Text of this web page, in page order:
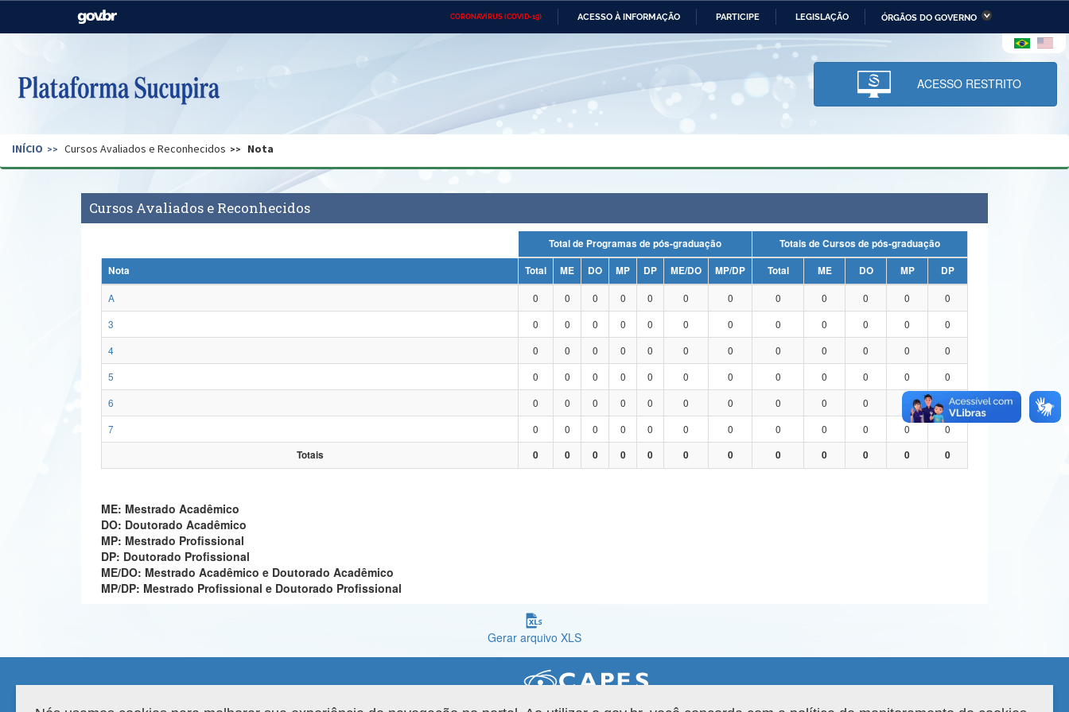
CORONAVÍRUS (COVID-19) ACESSO À INFORMAÇÃO PARTICIPE LEGISLAÇÃO ÓRGÃOS DO GOVERNO
Casa Civil Ministério das Relações Ministério da Economia Ministério da Infraestrutura
Pecuária e Abastecimento
Ministério da Ciência,
Tecnologia, Inovações e
Comunicações
Ministério do Desenvolvimento
Regional e dos Direitos Humanos
Secretaria de Governo Gabinete de Segurança Advocacia-Geral da União Banco Central do Brasil Planalto
ACESSO RESTRITO
INÍCIO Cursos Avaliados e Reconhecidos Nota
Cursos Avaliados e Reconhecidos
Total de Programas de pós-graduação
Totais de Cursos de pós-graduação
Nota
Total ME DO MP DP ME/DO MP/DP Total ME DO MP
DP
A
0 0 0 0 0 0 0 0 0 0 0
0
3
0 0 0 0 0 0 0 0 0 0 0
0
4
0 0 0 0 0 0 0 0 0 0 0
0
5
0 0 0 0 0 0 0 0 0 0 0
0
6
0 0 0 0 0 0 0 0 0 0
0
7
0 0 0 0 0 0 0 0 0 0 0
0
Totais
0 0 0 0 0 0 0 0 0 0 0 0
ME: Mestrado Acadêmico
DO: Doutorado Acadêmico
MP: Mestrado Profissional
DP: Doutorado Profissional
ME/DO: Mestrado Acadêmico e Doutorado Acadêmico
MP/DP: Mestrado Profissional e Doutorado Profissional
Gerar arquivo XLS